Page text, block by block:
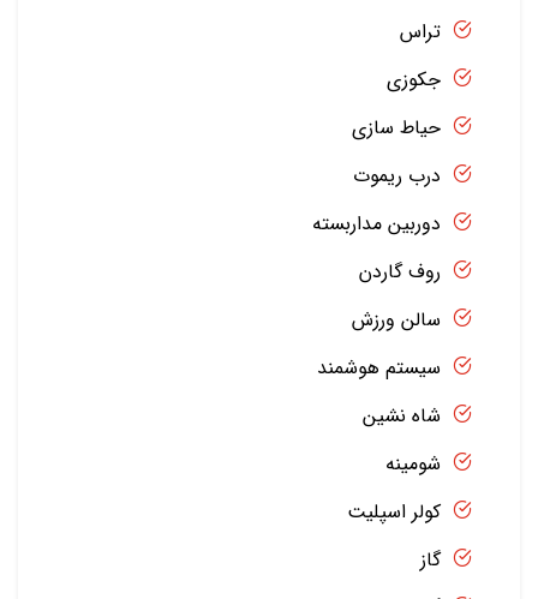
تراس
جکوزی
حیاط سازی
درب ریموت
دوربین مداربسته
روف گاردن
سالن ورزش
سیستم هوشمند
شاه نشین
شومینه
کولر اسپلیت
گاز